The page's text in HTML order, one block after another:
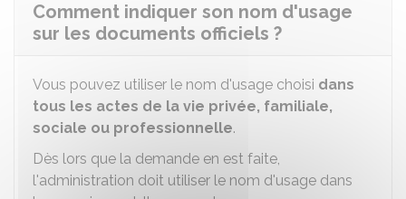
Comment indiquer son nom d'usage
sur les documents officiels ?
Vous pouvez utiliser le nom d'usage choisi dans
tous les actes de la vie privée, familiale,
sociale ou professionnelle.
Dès lors que la demande en est faite,
l'administration doit utiliser le nom d'usage dans